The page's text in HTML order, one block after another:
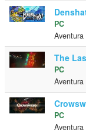
PC
The
PC
PC